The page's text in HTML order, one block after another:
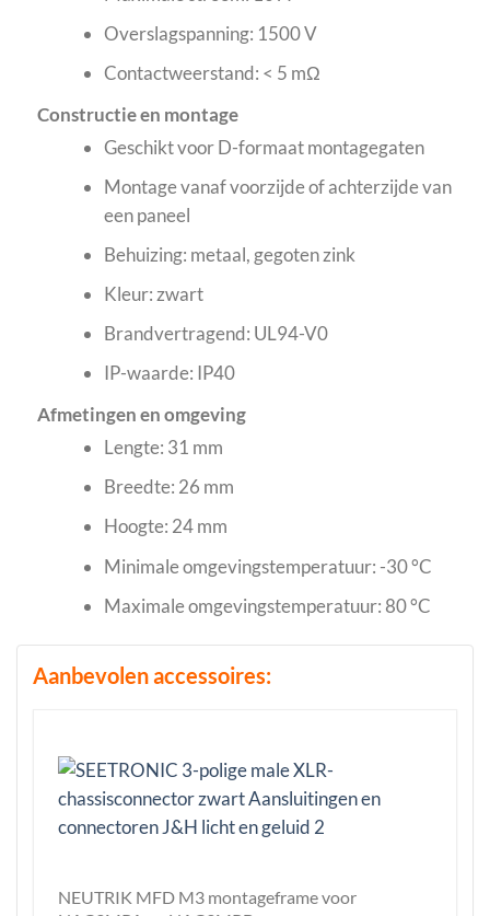
Overslagspanning: 1500 V
Contactweerstand: < 5 mΩ
Constructie en montage
Geschikt voor D-formaat montagegaten
Montage vanaf voorzijde of achterzijde van
een paneel
Behuizing: metaal, gegoten zink
Kleur: zwart
Brandvertragend: UL94-V0
IP-waarde: IP40
Afmetingen en omgeving
Lengte: 31 mm
Breedte: 26 mm
Hoogte: 24 mm
Minimale omgevingstemperatuur: -30 °C
Maximale omgevingstemperatuur: 80 °C
Aanbevolen accessoires:
NEUTRIK MFD M3 montageframe voor